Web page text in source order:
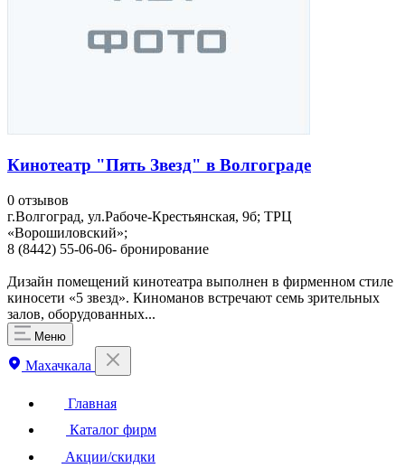
Кинотеатр "Пять Звезд" в Волгограде
0 отзывов
г.Волгоград, ул.Рабоче-Крестьянская, 9б; ТРЦ
«Ворошиловский»;
8 (8442) 55-06-06- бронирование
Дизайн помещений кинотеатра выполнен в фирменном стиле
киносети «5 звезд». Киноманов встречают семь зрительных
залов, оборудованных...
Меню
Махачкала
Главная
Каталог фирм
Акции/скидки